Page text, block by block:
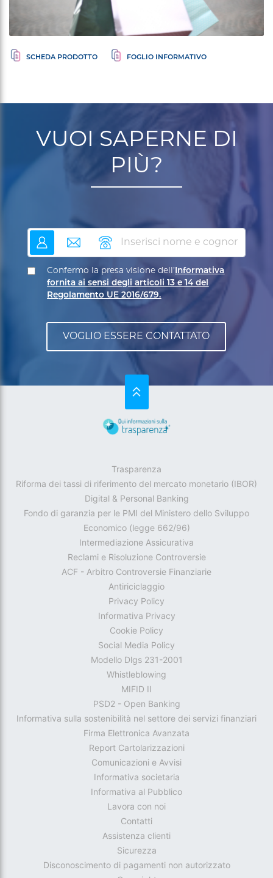
VUOI SAPERNE DI
PIÙ?
nome email telefono
Confermo la presa visione dell’ Informativa
fornita ai sensi degli articoli 13 e 14 del
Regolamento UE 2016/679.
SU
Trasparenza
Riforma dei tassi di riferimento del mercato monetario (IBOR)
Digital & Personal Banking
Fondo di garanzia per le PMI del Ministero dello Sviluppo
Economico (legge 662/96)
Intermediazione Assicurativa
Reclami e Risoluzione Controversie
ACF - Arbitro Controversie Finanziarie
Antiriciclaggio
Privacy Policy
Informativa Privacy
Cookie Policy
Social Media Policy
Modello Dlgs 231-2001
Whistleblowing
MIFID II
PSD2 - Open Banking
Informativa sulla sostenibilità nel settore dei servizi finanziari
Firma Elettronica Avanzata
Report Cartolarizzazioni
Comunicazioni e Avvisi
Informativa societaria
Informativa al Pubblico
Lavora con noi
Contatti
Assistenza clienti
Sicurezza
Disconoscimento di pagamenti non autorizzato